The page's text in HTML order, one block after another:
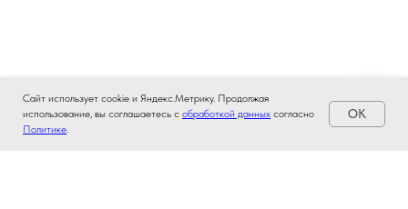
Сайт использует cookie и Яндекс.Метрику. Продолжая
использование, вы соглашаетесь с обработкой данных согласно
Политике.
OK